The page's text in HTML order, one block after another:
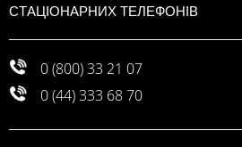
СТАЦІОНАРНИХ ТЕЛЕФОНІВ
0 (800) 33 21 07
0 (44) 333 68 70